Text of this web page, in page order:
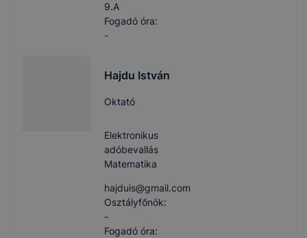
9.A
Fogadó óra:
-
Hajdu István
Oktató
Elektronikus
adóbevallás
Matematika
hajduis​@gmail.com
Osztályfőnök:
-
Fogadó óra: